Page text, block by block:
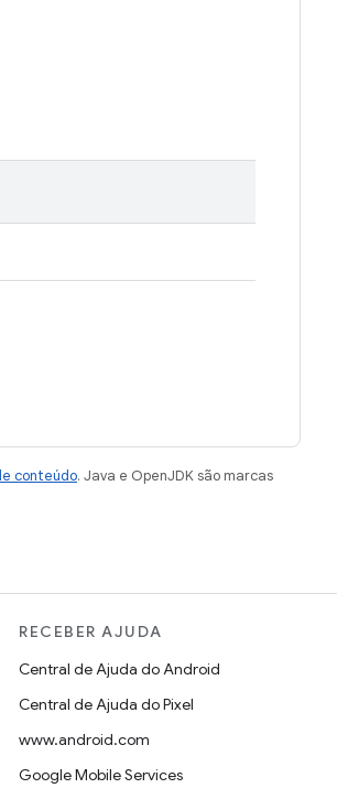
conteúdo. Java e OpenJDK são marcas
RECEBER AJUDA
Central de Ajuda do Android
Central de Ajuda do Pixel
www.android.com
Google Mobile Services